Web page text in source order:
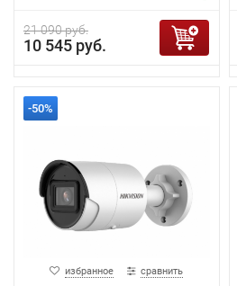
21 090 руб.
10 545 руб.
-50%
избранное сравнить